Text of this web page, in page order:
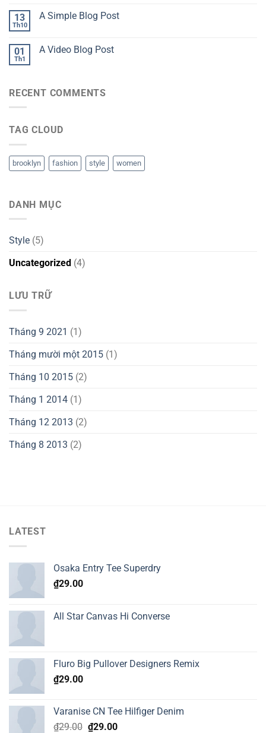
13
Th10
A Simple Blog Post
01
Th1
A Video Blog Post
RECENT COMMENTS
TAG CLOUD
brooklyn fashion style women
DANH MỤC
Style (5)
Uncategorized (4)
LƯU TRỮ
Tháng 9 2021 (1)
Tháng mười một 2015 (1)
Tháng 10 2015 (2)
Tháng 1 2014 (1)
Tháng 12 2013 (2)
Tháng 8 2013 (2)
LATEST
Osaka Entry Tee Superdry
₫29.00
All Star Canvas Hi Converse
Fluro Big Pullover Designers Remix
₫29.00
Varanise CN Tee Hilfiger Denim
₫29.00 Original
₫29.00Current